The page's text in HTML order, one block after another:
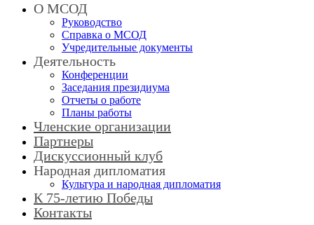
О МСОД
Руководство
Справка о МСОД
Учредительные документы
Деятельность
Конференции
Заседания президиума
Отчеты о работе
Планы работы
Членские организации
Партнеры
Дискуссионный клуб
Народная дипломатия
Культура и народная дипломатия
К 75-летию Победы
Контакты